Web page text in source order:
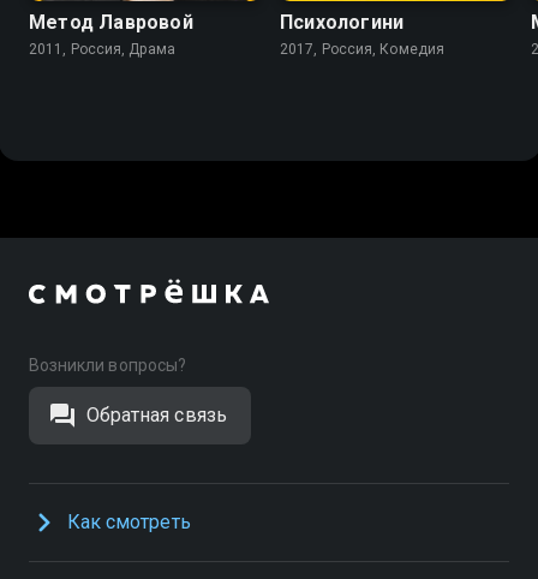
Метод Лавровой
2011, Россия, Драма
Психологини
2017, Россия, Комедия
Возникли вопросы?
Обратная связь
Как смотреть